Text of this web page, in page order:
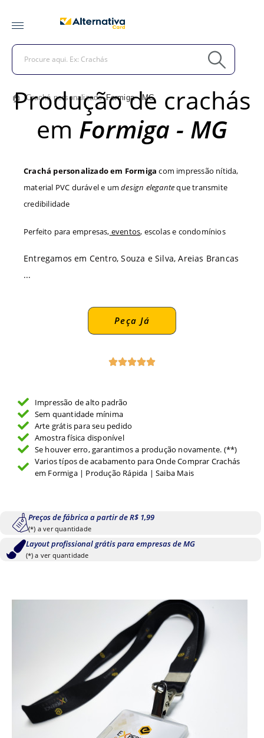
🏠 >Crachá personalizado>Formiga - MG
Produção de crachás
em Formiga - MG
Crachá personalizado em Formiga com impressão nítida,
material PVC durável e umdesign eleganteque transmite
credibilidade
Perfeito para empresas, eventos, escolas e condomínios
Entregamos em Centro, Souza e Silva, Areias Brancas
...
Peça Já
Impressão de alto padrão
Sem quantidade mínima
Arte grátis para seu pedido
Amostra física disponível
Se houver erro, garantimos a produção novamente. (**)
Varios típos de acabamento para Onde Comprar Crachás
em Formiga | Produção Rápida | Saiba Mais
Preços de fábrica a partir de R$ 1,99
(*) a ver quantidade
Layout profissional grátis para empresas de MG
(*) a ver quantidade